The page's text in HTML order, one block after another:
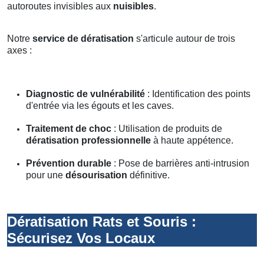
autoroutes invisibles aux nuisibles.
Notre service de dératisation s'articule autour de trois
axes :
Diagnostic de vulnérabilité : Identification des points
d'entrée via les égouts et les caves.
Traitement de choc : Utilisation de produits de
dératisation professionnelle à haute appétence.
Prévention durable : Pose de barrières anti-intrusion
pour une désourisation définitive.
Dératisation Rats et Souris :
Sécurisez Vos Locaux